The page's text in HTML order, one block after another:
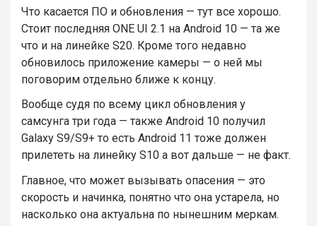
Что касается ПО и обновления — тут все хорошо.
Стоит последняя ONE UI 2.1 на Android 10 — та же
что и на линейке S20. Кроме того недавно
обновилось приложение камеры — о ней мы
поговорим отдельно ближе к концу.
Вообще судя по всему цикл обновления у
самсунга три года — также Android 10 получил
Galaxy S9/S9+ то есть Android 11 тоже должен
прилететь на линейку S10 а вот дальше — не факт.
Главное, что может вызывать опасения — это
скорость и начинка, понятно что она устарела, но
насколько она актуальна по нынешним меркам.